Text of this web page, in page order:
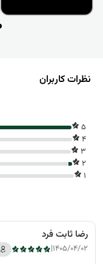
نظرات کاربران
5
4
3
2
1
رضا ثابت فرد
1405/04/02
|